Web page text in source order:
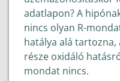
adatlapon? A
nincs olyan R-
hatálya alá
része oxidáló
mondat nincs.